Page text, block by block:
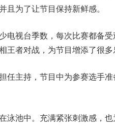
且为了让节目保持新鲜感。
电视台季数，每次比赛都备
王者对战，为节目增添了很多
任主持，节目中为参赛选手
泳池中。充满紧张刺激感，